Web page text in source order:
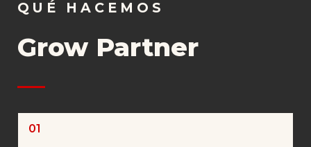
QU É HACEMOS
Grow Partner
01